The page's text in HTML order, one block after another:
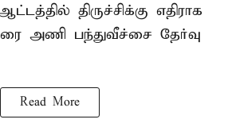
திருச்சிக்கு எதிராக
அணி பந்துவீச்சை தேர்வு
Read More